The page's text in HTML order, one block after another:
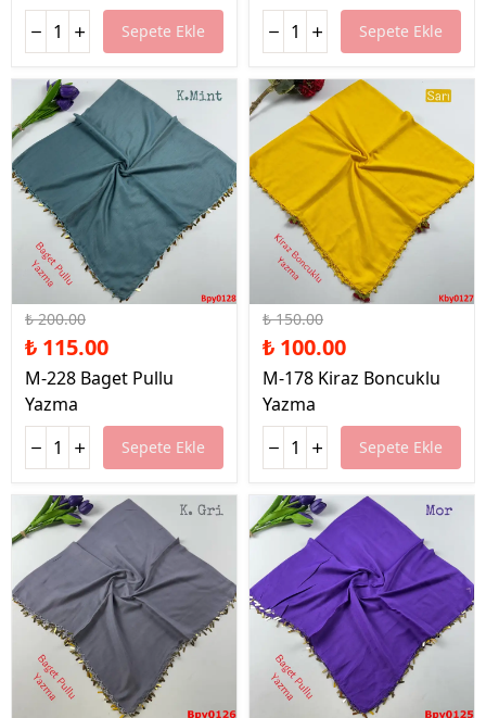
Sepete Ekle Sepete Ekle
%43 İndirim
₺ 200.00
₺ 115.00
M-228 Baget Pullu
Yazma
Sepete Ekle
₺ 150.00
₺ 100.00
M-178 Kiraz Boncuklu
Yazma
Sepete Ekle
%43 İndirim %43 İndirim